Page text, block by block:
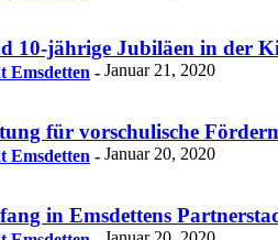
10-jährige Jubiläen in der
Emsdetten - Januar 21, 2020
für vorschulische
Emsdetten - Januar 20, 2020
in Emsdettens